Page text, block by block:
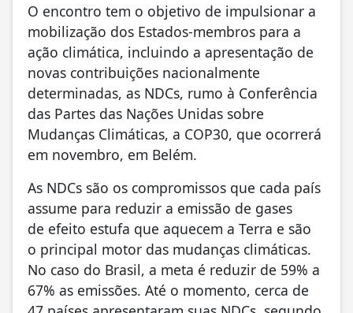
O encontro tem o objetivo de impulsionar a
mobilização dos Estados-membros para a
ação climática, incluindo a apresentação de
novas contribuições nacionalmente
determinadas, as NDCs, rumo à Conferência
das Partes das Nações Unidas sobre
Mudanças Climáticas, a COP30, que ocorrerá
em novembro, em Belém.
As NDCs são os compromissos que cada país
assume para reduzir a emissão de gases
de efeito estufa que aquecem a Terra e são
o principal motor das mudanças climáticas.
No caso do Brasil, a meta é reduzir de 59% a
67% as emissões. Até o momento, cerca de